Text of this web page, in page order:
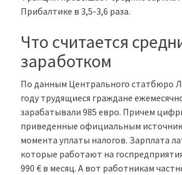
Прибалтике в 3,5-3,6 раза.
Что считается
заработком
По данным Центрального статбюро
году трудящиеся граждане
зарабатывали 985 евро. Причем
приведенные официальным
момента уплаты налогов. Зарплата
которые работают на
990 € в месяц. А вот работникам